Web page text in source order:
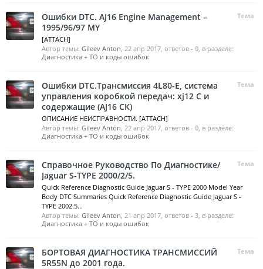
Тема
Ошибки DTC. AJ16 Engine Management –
1995/96/97 MY
[ATTACH]
Автор темы: Gileev Anton, 22 апр 2017, ответов - 0, в разделе:
Диагностика + ТО и коды ошибок
Тема
Ошибки DTC.Трансмиссия 4L80-Е, система
управления коробкой передач: xj12 С и
содержащие (AJ16 СК)
ОПИСАНИЕ НЕИСПРАВНОСТИ. [ATTACH]
Автор темы: Gileev Anton, 22 апр 2017, ответов - 0, в разделе:
Диагностика + ТО и коды ошибок
Тема
Справочное Руководство По Диагностике/
Jaguar S-TYPE 2000/2/5.
Quick Reference Diagnostic Guide Jaguar S - TYPE 2000 Model Year
Body DTC Summaries Quick Reference Diagnostic Guide Jaguar S -
TYPE 2002.5...
Автор темы: Gileev Anton, 21 апр 2017, ответов - 3, в разделе:
Диагностика + ТО и коды ошибок
Тема
БОРТОВАЯ ДИАГНОСТИКА ТРАНСМИССИЙ
5R55N до 2001 года.